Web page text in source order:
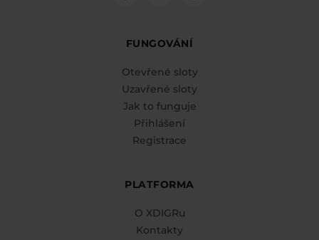
FUNGOVÁNÍ
Otevřené sloty
Uzavřené sloty
Jak to funguje
Přihlášení
Registrace
PLATFORMA
O XDIGRu
Kontakty